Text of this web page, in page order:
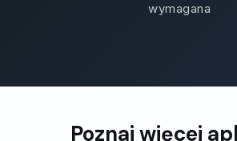
wymagana
Poznaj więcej